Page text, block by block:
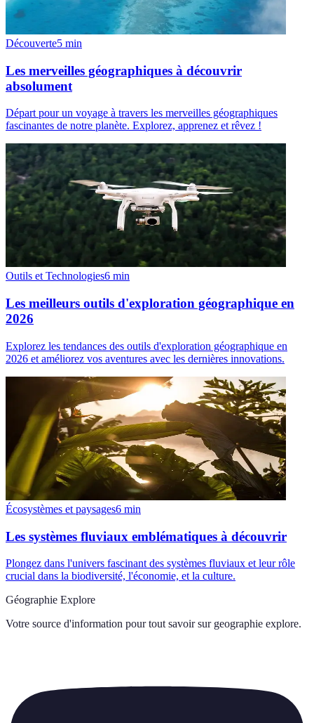
Découverte5 min
Les merveilles géographiques à découvrir
absolument
Départ pour un voyage à travers les merveilles géographiques
fascinantes de notre planète. Explorez, apprenez et rêvez !
Outils et Technologies6 min
Les meilleurs outils d'exploration géographique en
2026
Explorez les tendances des outils d'exploration géographique en
2026 et améliorez vos aventures avec les dernières innovations.
Écosystèmes et paysages6 min
Les systèmes fluviaux emblématiques à découvrir
Plongez dans l'univers fascinant des systèmes fluviaux et leur rôle
crucial dans la biodiversité, l'économie, et la culture.
Géographie Explore
Votre source d'information pour tout savoir sur geographie explore.